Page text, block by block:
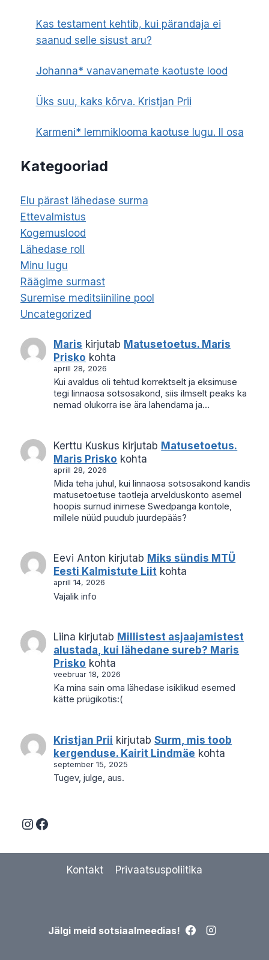
Kas testament kehtib, kui pärandaja ei
saanud selle sisust aru?
Johanna* vanavanemate kaotuste lood
Üks suu, kaks kõrva. Kristjan Prii
Karmeni* lemmiklooma kaotuse lugu. II osa
Kategooriad
Elu pärast lähedase surma
Ettevalmistus
Kogemuslood
Lähedase roll
Minu lugu
Räägime surmast
Suremise meditsiiniline pool
Uncategorized
Maris kirjutab Matusetoetus. Maris
Prisko kohta
aprill 28, 2026
Kui avaldus oli tehtud korrektselt ja eksimuse
tegi linnaosa sotsosakond, siis ilmselt peaks ka
nemad olukorra ise ära lahendama ja…
Kerttu Kuskus kirjutab Matusetoetus.
Maris Prisko kohta
aprill 28, 2026
Mida teha juhul, kui linnaosa sotsosakond kandis
matusetoetuse taotleja arvelduskonto asemel
hoopis surnud inimese Swedpanga kontole,
millele nüüd puudub juurdepääs?
Eevi Anton kirjutab Miks sündis MTÜ
Eesti Kalmistute Liit kohta
aprill 14, 2026
Vajalik info
Liina kirjutab Millistest asjaajamistest
alustada, kui lähedane sureb? Maris
Prisko kohta
veebruar 18, 2026
Ka mina sain oma lähedase isiklikud esemed
kätte prügikotis:(
Kristjan Prii kirjutabSurm, mis toob
kergenduse. Kairit Lindmäe kohta
september 15, 2025
Tugev, julge, aus.
Instagram
Facebook
Kontakt Privaatsuspoliitika
Jälgi meid sotsiaalmeedias!